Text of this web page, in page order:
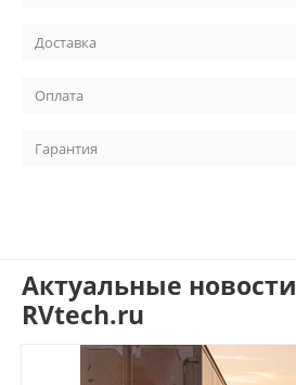
Доставка
Оплата
Гарантия
Актуальные новости
RVtech.ru